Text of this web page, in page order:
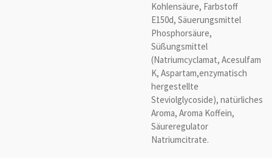
Kohlensäure, Farbstoff
E150d, Säuerungsmittel
Phosphorsäure,
Süßungsmittel
(Natriumcyclamat, Acesulfam
K, Aspartam,enzymatisch
hergestellte
Steviolglycoside), natürliches
Aroma, Aroma Koffein,
Säureregulator
Natriumcitrate.